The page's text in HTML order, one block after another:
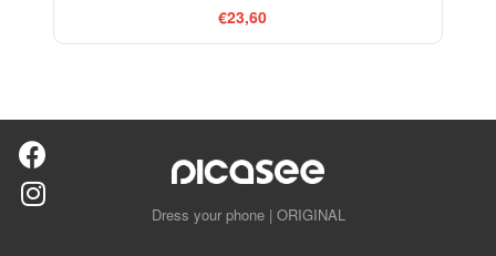
€23,60
Dress your phone | ORIGINAL